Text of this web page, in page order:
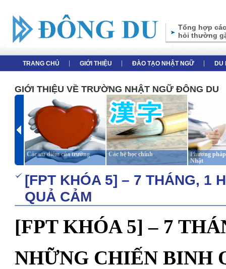
Tổng hợp
hỏi thường
TRANG CHỦ GIỚI THIỆU ĐÀO TẠO NHẬT NGỮ DU
GIỚI THIỆU VỀ TRƯỜNG NHẬT NGỮ ĐÔNG DU
Các ưu điểm của trường Các hệ học chính
Phương
Nhật
[FPT KHÓA 5] – 7 THÁNG, 1
QUẢ CẢM
[FPT KHÓA 5] – 7
NHỮNG CHIẾN BINH